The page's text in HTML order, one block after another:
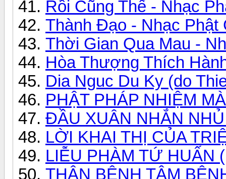
Rồi Cũng Thế - Nhạc
Thành Đạo - Nhạc Phật
Thời Gian Qua Mau -
Hòa Thượng Thích
Dia Nguc Du Ky (do
PHẬT PHÁP NHIỆM
ĐẦU XUÂN NHẮN
LỜI KHAI THỊ CỦA
LIỄU PHÀM TỨ HUẤN
THÂN BỆNH TÂM